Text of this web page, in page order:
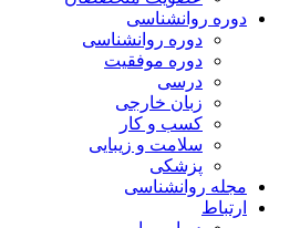
دوره روانشناسی
دوره روانشناسی
دوره موفقیت
درسی
زبان خارجی
کسب و کار
سلامت و زیبایی
پزشکی
مجله روانشناسی
ارتباط